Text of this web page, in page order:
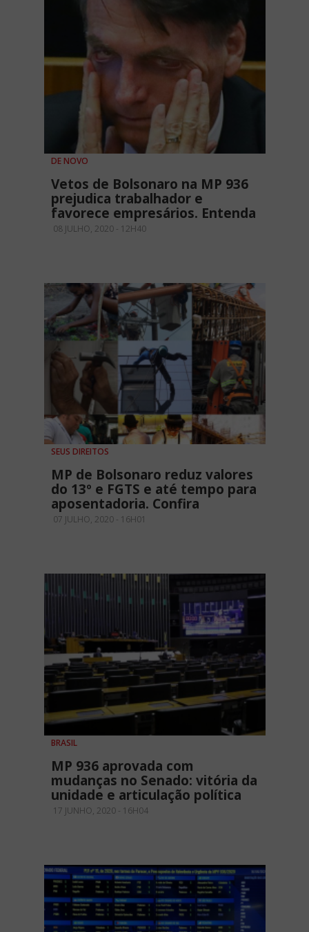
DE NOVO
Vetos de Bolsonaro na MP 936
prejudica trabalhador e
favorece empresários. Entenda
08 JULHO, 2020 - 12H40
SEUS DIREITOS
MP de Bolsonaro reduz valores
do 13º e FGTS e até tempo para
aposentadoria. Confira
07 JULHO, 2020 - 16H01
BRASIL
MP 936 aprovada com
mudanças no Senado: vitória da
unidade e articulação política
17 JUNHO, 2020 - 16H04